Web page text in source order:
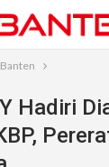
Hadiri